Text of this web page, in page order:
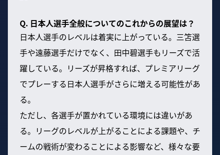
Q. 日本人選手全般についてのこれからの展望は？
日本人選手のレベルは着実に上がっている。三笘選
手や遠藤選手だけでなく、田中碧選手もリーズで活
躍している。リーズが昇格すれば、プレミアリーグ
でプレーする日本人選手がさらに増える可能性があ
る。
ただし、各選手が置かれている環境には違いがあ
る。リーグのレベルが上がることによる課題や、チ
ームの戦術が変わることによる影響など、様々な要